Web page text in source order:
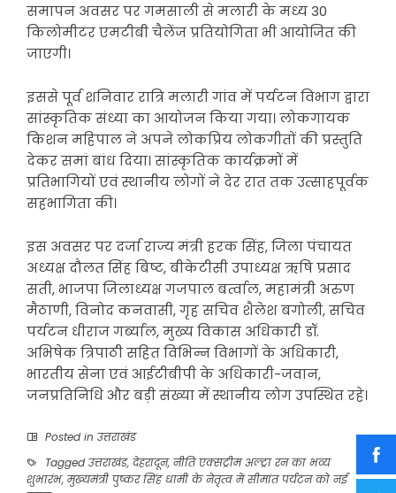
समापन अवसर पर गमसाली से मलारी के मध्य 30
किलोमीटर एमटीबी चैलेंज प्रतियोगिता भी आयोजित की
जाएगी।
इससे पूर्व शनिवार रात्रि मलारी गांव में पर्यटन विभाग द्वारा
सांस्कृतिक संध्या का आयोजन किया गया। लोकगायक
किशन महिपाल ने अपने लोकप्रिय लोकगीतों की प्रस्तुति
देकर समां बांध दिया। सांस्कृतिक कार्यक्रमों में
प्रतिभागियों एवं स्थानीय लोगों ने देर रात तक उत्साहपूर्वक
सहभागिता की।
इस अवसर पर दर्जा राज्य मंत्री हरक सिंह, जिला पंचायत
अध्यक्ष दौलत सिंह बिष्ट, बीकेटीसी उपाध्यक्ष ऋषि प्रसाद
सती, भाजपा जिलाध्यक्ष गजपाल बर्त्वाल, महामंत्री अरुण
मैठाणी, विनोद कनवासी, गृह सचिव शैलेश बगोली, सचिव
पर्यटन धीराज गर्ब्याल, मुख्य विकास अधिकारी डॉ.
अभिषेक त्रिपाठी सहित विभिन्न विभागों के अधिकारी,
भारतीय सेना एवं आईटीबीपी के अधिकारी-जवान,
जनप्रतिनिधि और बड़ी संख्या में स्थानीय लोग उपस्थित रहे।
Posted in उत्तराखंड
Tagged उत्तराखंड, देहरादून, नीति एक्सट्रीम अल्ट्रा रन का भव्य
शुभारंभ, मुख्यमंत्री पुष्कर सिंह धामी के नेतृत्व में सीमांत पर्यटन को नई